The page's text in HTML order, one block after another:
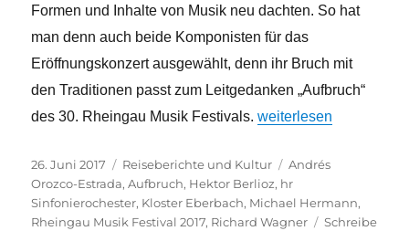
Formen und Inhalte von Musik neu dachten. So hat
man denn auch beide Komponisten für das
Eröffnungskonzert ausgewählt, denn ihr Bruch mit
den Traditionen passt zum Leitgedanken „Aufbruch“
des 30. Rheingau Musik Festivals.„„Aufbruch“ am 900
weiterlesen
Veröffentlicht
am
26. Juni 2017 Kategorien
Reiseberichte und Kultur Schlagwörter
Andrés
Orozco-Estrada,Aufbruch, Hektor Berlioz, hr
Sinfonierochester, Kloster Eberbach, Michael Hermann,
Rheingau Musik Festival 2017, Richard Wagner
Schreibe